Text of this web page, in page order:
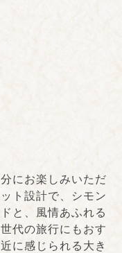
にお楽しみいただ
ト設計で、シモン
と、風情あふれる
代の旅行にもおす
に感じられる大き